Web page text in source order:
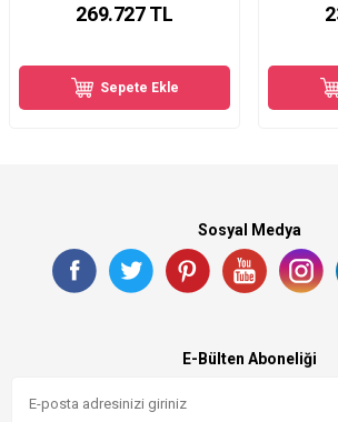
269.727TL
Sepete Ekle
Sosyal Medya
E-Bülten Aboneliği